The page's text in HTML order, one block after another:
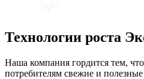
Технологии роста
Наша компания гордится тем, что
потребителям свежие и